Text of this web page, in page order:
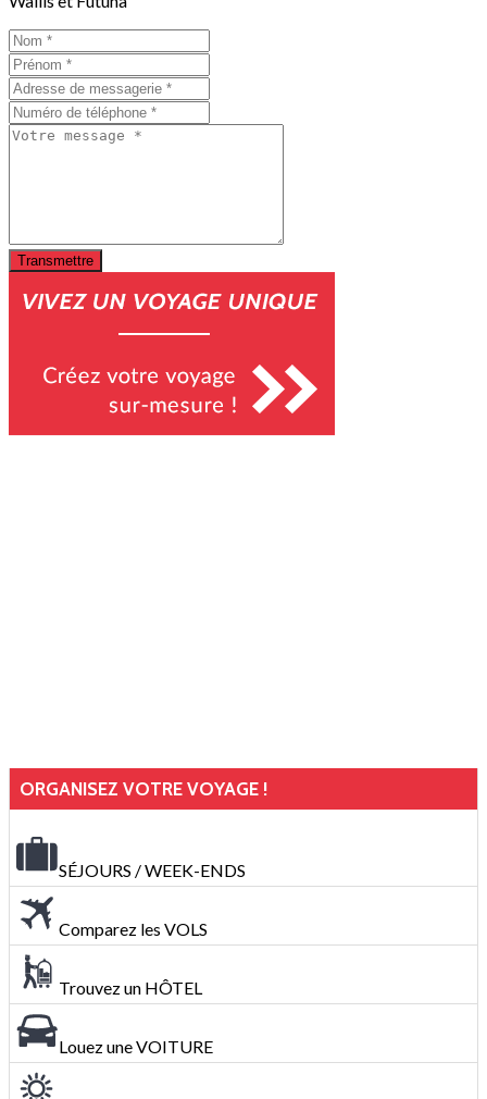
ORGANISEZ VOTRE VOYAGE !
SÉJOURS / WEEK-ENDS
Comparez les VOLS
Trouvez un HÔTEL
Louez une VOITURE